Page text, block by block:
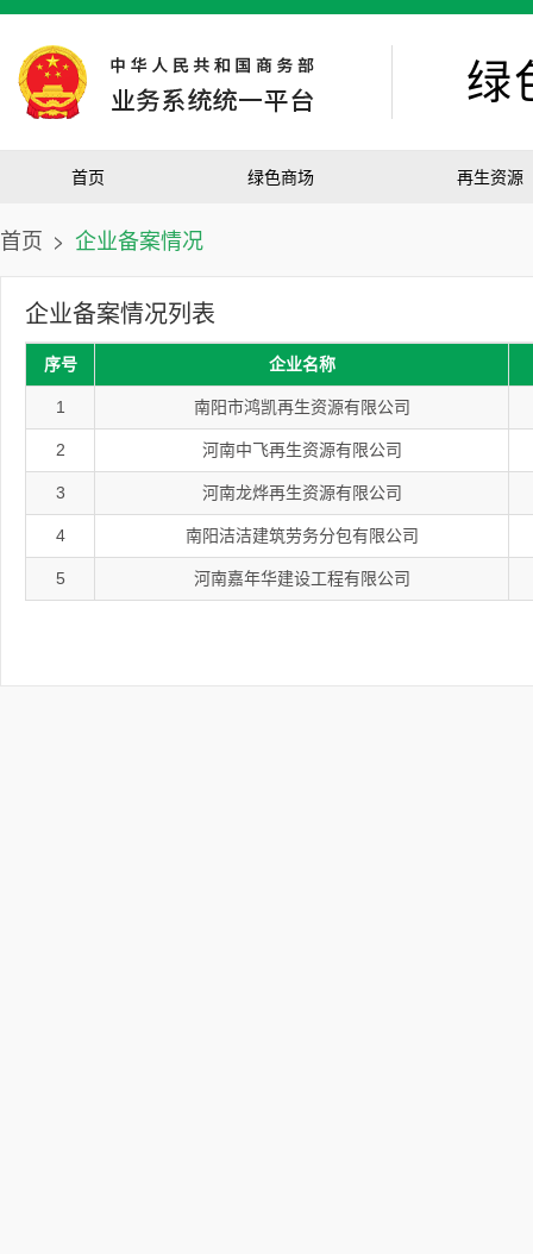
绿
首页 绿色商场 再生资源
首页 > 企业备案情况
企业备案情况列表
序号 企业名称
1 南阳市鸿凯再生资源有限公司
2 河南中飞再生资源有限公司
3 河南龙烨再生资源有限公司
4 南阳洁洁建筑劳务分包有限公司
5 河南嘉年华建设工程有限公司